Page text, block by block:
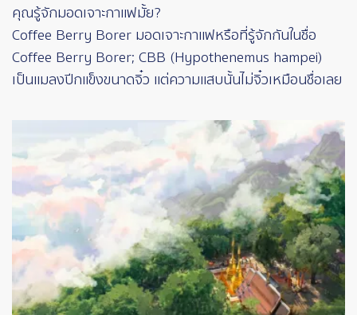
คุณรู้จักมอดเจาะกาแฟมั้ย?
Coffee Berry Borer มอดเจาะกาแฟหรือที่รู้จักกันในชื่อ
Coffee Berry Borer; CBB (Hypothenemus hampei)
เป็นแมลงปีกแข็งขนาดจิ๋ว แต่ความแสบนั้นไม่จิ๋วเหมือนชื่อเลย